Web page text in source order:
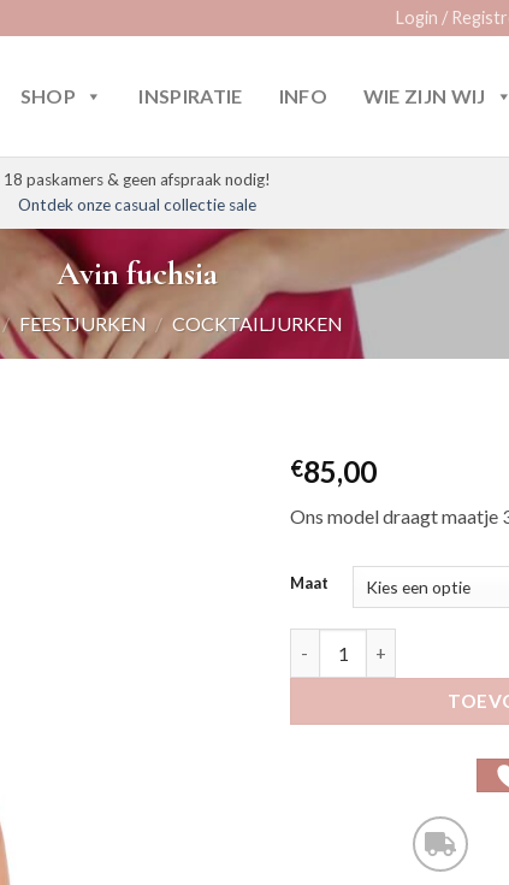
Login /
SHOP INSPIRATIE INFO WIE ZIJN WIJ
18 paskamers & geen afspraak nodig!
Ontdek onze casual collectie sale
Avin fuchsia
/ FEESTJURKEN / COCKTAILJURKEN
€85,00
Ons model draagt maatje
Maat